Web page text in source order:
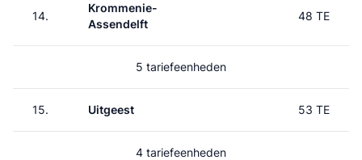
14.
Krommenie-
Assendelft
48 TE
5 tariefeenheden
15. Uitgeest 53 TE
4 tariefeenheden